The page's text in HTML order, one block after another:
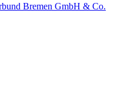
Bremen GmbH & Co.